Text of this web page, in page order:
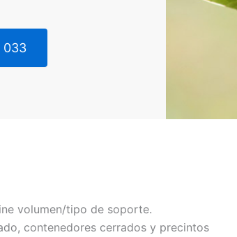
033
volumen/tipo de soporte.
contenedores cerrados y precintos